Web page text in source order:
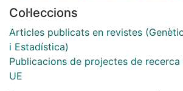
unsolved, but in any case
not a synapomorphy of
demonstrates that molecular markers
evaluated once a better taxon
available.
Col·leccions
Articles publicats en revistes
i Estadística)
Publicacions de projectes de
UE